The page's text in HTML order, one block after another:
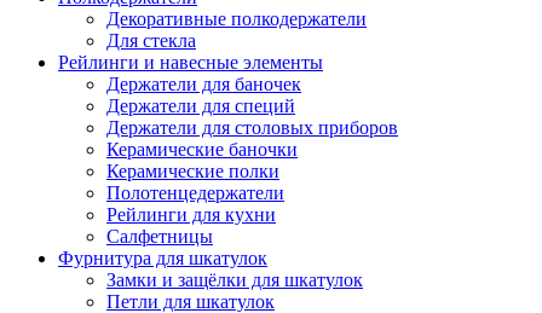
Декоративные полкодержатели
Для стекла
Рейлинги и навесные элементы
Держатели для баночек
Держатели для специй
Держатели для столовых приборов
Керамические баночки
Керамические полки
Полотенцедержатели
Рейлинги для кухни
Салфетницы
Фурнитура для шкатулок
Замки и защёлки для шкатулок
Петли для шкатулок